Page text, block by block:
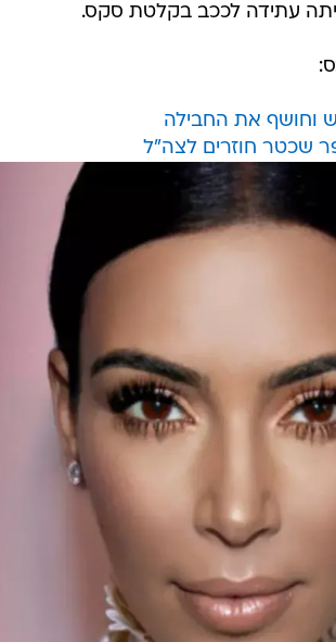
עתידה לככב בקלטת סקס.
וחושף את החבילה
שכטר חוזרים לצה"ל